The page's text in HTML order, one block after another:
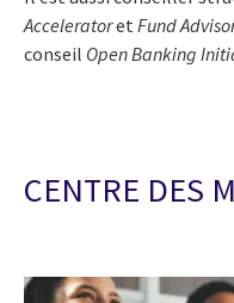
AcceleratoretFund
conseil Open Banking
CENTRE DES